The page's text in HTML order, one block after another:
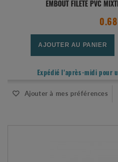
EMBOUT FILETÉ PVC
AJOUTER AU PANIER
Expédié l'après-midi pour
Ajouter à mes préférences